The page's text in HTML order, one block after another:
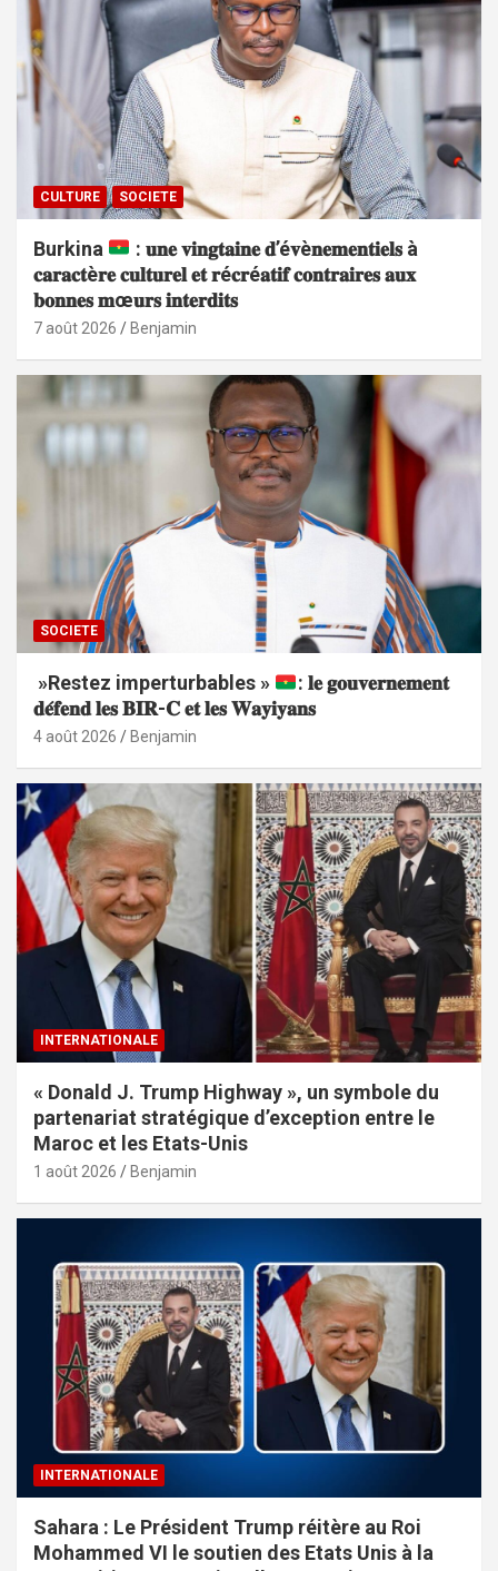
CULTURE SOCIETE
Burkina
: 𝐮𝐧𝐞 𝐯𝐢𝐧𝐠𝐭𝐚𝐢𝐧𝐞 𝐝’é𝐯è𝐧𝐞𝐦𝐞𝐧𝐭𝐢𝐞𝐥𝐬 à
𝐜𝐚𝐫𝐚𝐜𝐭è𝐫𝐞 𝐜𝐮𝐥𝐭𝐮𝐫𝐞𝐥 𝐞𝐭 𝐫é𝐜𝐫é𝐚𝐭𝐢𝐟 𝐜𝐨𝐧𝐭𝐫𝐚𝐢𝐫𝐞𝐬 𝐚𝐮𝐱
𝐛𝐨𝐧𝐧𝐞𝐬 𝐦œ𝐮𝐫𝐬 𝐢𝐧𝐭𝐞𝐫𝐝𝐢𝐭𝐬
7 août 2026 Benjamin
SOCIETE
»Restez imperturbables »
: 𝐥𝐞 𝐠𝐨𝐮𝐯𝐞𝐫𝐧𝐞𝐦𝐞𝐧𝐭
𝐝𝐞́𝐟𝐞𝐧𝐝 𝐥𝐞𝐬 𝐁𝐈𝐑-𝐂 𝐞𝐭 𝐥𝐞𝐬 𝐖𝐚𝐲𝐢𝐲𝐚𝐧𝐬
4 août 2026 Benjamin
INTERNATIONALE
« Donald J. Trump Highway », un symbole du
partenariat stratégique d’exception entre le
Maroc et les Etats-Unis
1 août 2026 Benjamin
INTERNATIONALE
Sahara : Le Président Trump réitère au Roi
Mohammed VI le soutien des Etats Unis à la